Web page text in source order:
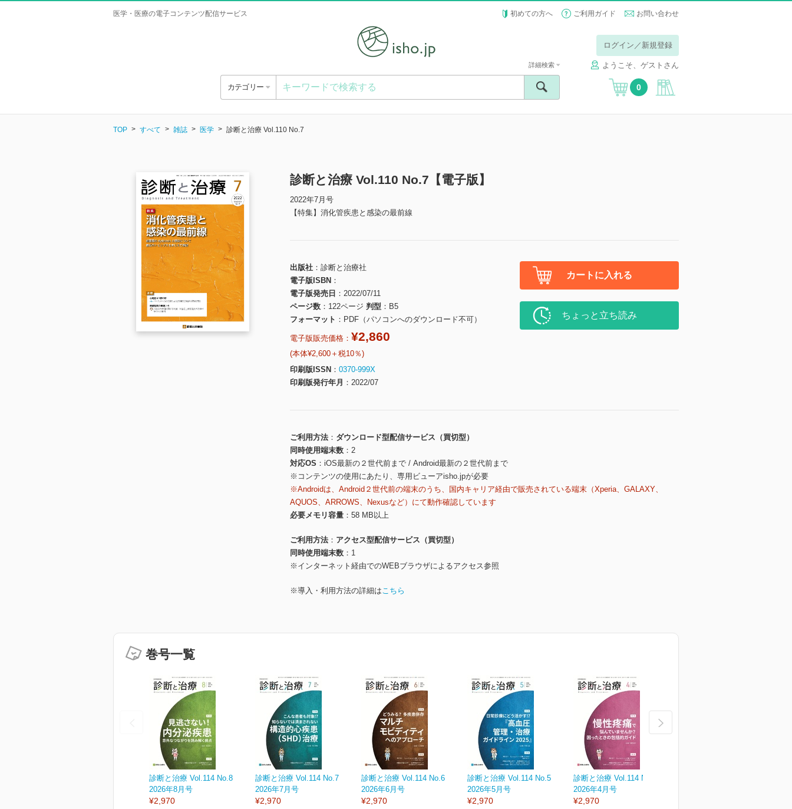
医学・医療の電子コンテンツ配信サービス 初めての方へ ご利用ガイド お問い合わせ
ログイン／新規登録
ようこそ、ゲストさん
カテゴリー
詳細検索
0
TOP すべて 雑誌 医学 診断と治療 Vol.110 No.7
診断と治療 Vol.110 No.7【電子版】
2022年7月号
【特集】消化管疾患と感染の最前線
出版社
診断と治療社
電子版ISBN
電子版発売日
2022/07/11
ページ数
122ページ 判型
B5
フォーマット
PDF（パソコンへのダウンロード不可）
電子版販売価格： ¥2,860
(本体¥2,600＋税10％)
印刷版ISSN
0370-999X
印刷版発行年月
2022/07
カートに入れる
ちょっと立ち読み
ご利用方法
ダウンロード型配信サービス（買切型）
同時使用端末数
2
対応OS
iOS最新の２世代前まで / Android最新の２世代前まで
※コンテンツの使用にあたり、専用ビューアisho.jpが必要
※Androidは、Android２世代前の端末のうち、国内キャリア経由で販売されている端末（Xperia、GALAXY、
AQUOS、ARROWS、Nexusなど）にて動作確認しています
必要メモリ容量
58 MB以上
ご利用方法
アクセス型配信サービス（買切型）
同時使用端末数
1
※インターネット経由でのWEBブラウザによるアクセス参照
※導入・利用方法の詳細はこちら
巻号一覧
診断と治療 Vol.114 No.8
2026年8月号
¥2,970
診断と治療 Vol.114 No.7
2026年7月号
¥2,970
診断と治療 Vol.114 No.6
2026年6月号
¥2,970
診断と治療 Vol.114 No.5
2026年5月号
¥2,970
診断と治療 Vol.114 No.4
2026年4月号
¥2,970